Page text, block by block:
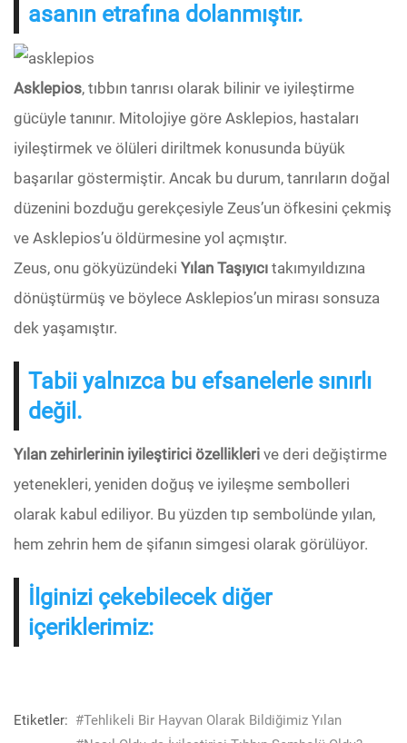
asanın etrafına dolanmıştır.
Asklepios, tıbbın tanrısı olarak bilinir ve iyileştirme
gücüyle tanınır. Mitolojiye göre Asklepios, hastaları
iyileştirmek ve ölüleri diriltmek konusunda büyük
başarılar göstermiştir. Ancak bu durum, tanrıların doğal
düzenini bozduğu gerekçesiyle Zeus’un öfkesini çekmiş
ve Asklepios’u öldürmesine yol açmıştır.
Zeus, onu gökyüzündeki Yılan Taşıyıcı takımyıldızına
dönüştürmüş ve böylece Asklepios’un mirası sonsuza
dek yaşamıştır.
Tabii yalnızca bu efsanelerle sınırlı
değil.
Yılan zehirlerinin iyileştirici özellikleri ve deri değiştirme
yetenekleri, yeniden doğuş ve iyileşme sembolleri
olarak kabul ediliyor. Bu yüzden tıp sembolünde yılan,
hem zehrin hem de şifanın simgesi olarak görülüyor.
İlginizi çekebilecek diğer
içeriklerimiz:
Etiketler: #Tehlikeli Bir Hayvan Olarak Bildiğimiz Yılan